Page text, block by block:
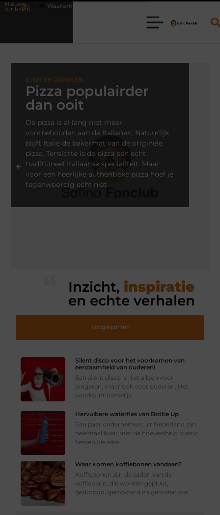
Nieuwe
artikelen
bestellen steeds gewoner wordt
ETEN EN DRINKEN
Pizza populairder
dan ooit
De pizza is al lang niet meer
voorbehouden aan de Italianen. Natuurlijk
blijft Italië de bakermat van de originele
pizza. Tenslotte is de pizza een echt
traditioneel Italiaanse specialiteit. Maar
voor een heerlijke authentieke pizza hoef je
tegenwoordig echt niet
Inzicht, inspiratie
en echte verhalen
Hoogtepunten
Silent disco voor het voorkomen van
eenzaamheid van ouderen!
Een silent disco is niet alleen voor
jongeren, maar ook voor ouderen. Het
voorkomt namelijk
Hervulbare waterfles van Bottle Up
Een paar ondernemers uit Nederland zijn
helemaal klaar met de hoeveelheid plastic
flessen die elke
Waar komen koffiebonen vandaan?
Koffiebonen zijn de zaden van de
koffieplant, die worden geplukt,
gedroogd, geroosterd en gemalen om